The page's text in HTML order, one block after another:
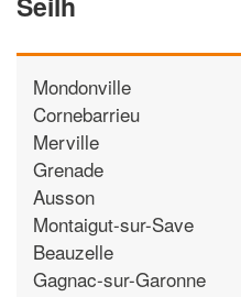
Mondonville
Cornebarrieu
Merville
Grenade
Ausson
Montaigut-sur-Save
Beauzelle
Gagnac-sur-Garonne